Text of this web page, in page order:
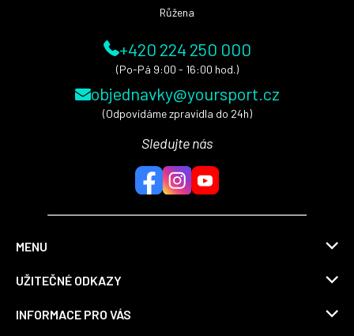
Růžena
+420 224 250 000
(Po-Pá 9:00 - 16:00 hod.)
objednavky@yoursport.cz
(Odpovídáme zpravidla do 24h)
Sledujte nás
MENU
UŽITEČNÉ ODKAZY
INFORMACE PRO VÁS